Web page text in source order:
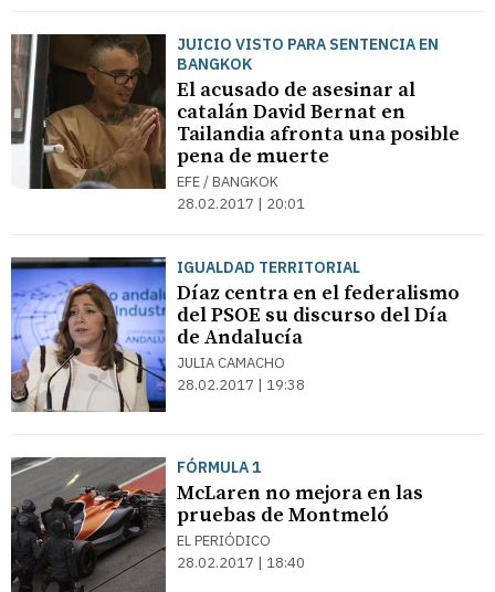
JUICIO VISTO PARA SENTENCIA EN
BANGKOK
El acusado de asesinar al
catalán David Bernat en
Tailandia afronta una posible
pena de muerte
EFE / BANGKOK
28.02.2017 | 20:01
IGUALDAD TERRITORIAL
Díaz centra en el federalismo
del PSOE su discurso del Día
de Andalucía
JULIA CAMACHO
28.02.2017 | 19:38
FÓRMULA 1
McLaren no mejora en las
pruebas de Montmeló
EL PERIÓDICO
28.02.2017 | 18:40